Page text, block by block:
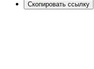
Скопировать ссылку